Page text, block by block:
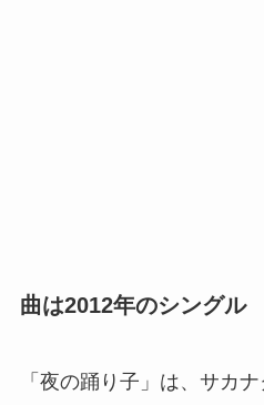
曲は2012年のシングル
「夜の踊り子」は、サカ